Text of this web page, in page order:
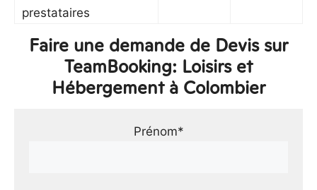
prestataires
Faire une demande de Devis sur
TeamBooking: Loisirs et
Hébergement à Colombier
Prénom*